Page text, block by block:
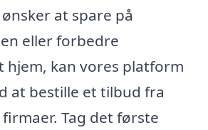
at spare på
eller forbedre
hjem, kan vores platform
at bestille et tilbud fra
Tag det første